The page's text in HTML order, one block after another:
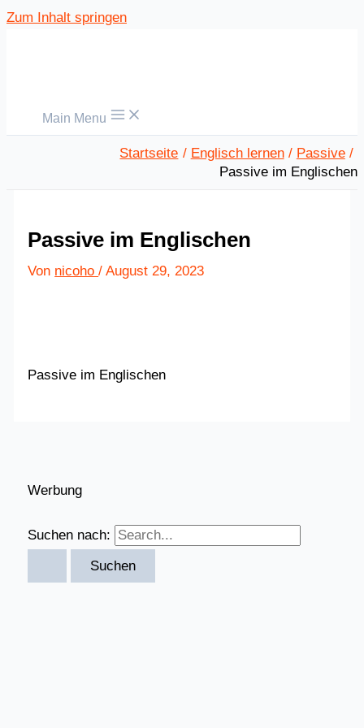
Zum Inhalt springen
Main Menu
Startseite Englisch lernen
Passive
Passive im Englischen
Passive im Englischen
Von nicoho/August 29, 2023
Passive im Englischen
Werbung
Suchen nach: